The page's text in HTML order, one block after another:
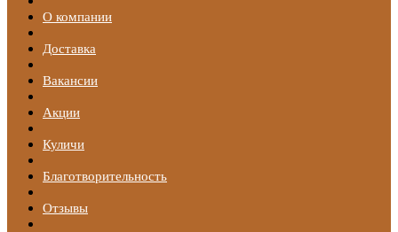
О компании
Доставка
Вакансии
Акции
Куличи
Благотворительность
Отзывы